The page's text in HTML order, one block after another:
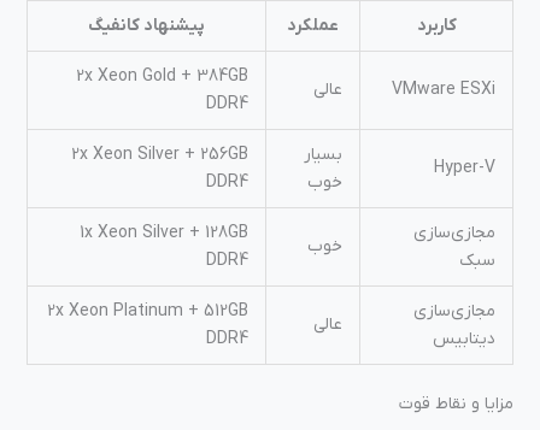
کاربرد عملکرد پیشنهاد کانفیگ
VMware ESXi عالی
2x Xeon Gold + 384GB
DDR4
Hyper-V
بسیار
خوب
2x Xeon Silver + 256GB
DDR4
مجازی‌سازی
سبک
خوب
1x Xeon Silver + 128GB
DDR4
مجازی‌سازی
دیتابیس
عالی
2x Xeon Platinum + 512GB
DDR4
مزایا و نقاط قوت